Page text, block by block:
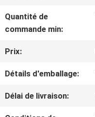
VISITE
CONTRÔLE
DE
Quantité de
commande min:
Prix:
Détails d'emballage:
Délai de livraison: